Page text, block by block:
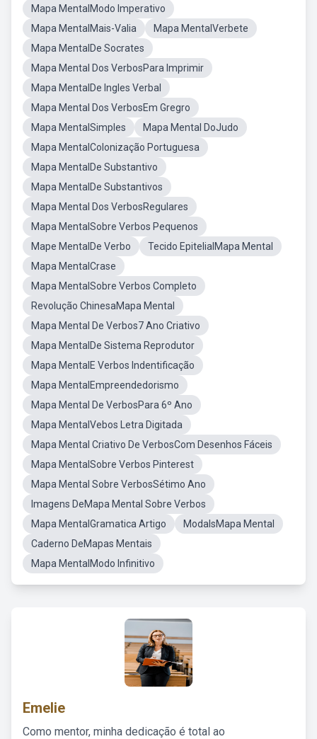
Mapa MentalModo Imperativo
Mapa MentalMais-Valia
Mapa MentalVerbete
Mapa MentalDe Socrates
Mapa Mental Dos VerbosPara Imprimir
Mapa MentalDe Ingles Verbal
Mapa Mental Dos VerbosEm Gregro
Mapa MentalSimples
Mapa Mental DoJudo
Mapa MentalColonização Portuguesa
Mapa MentalDe Substantivo
Mapa MentalDe Substantivos
Mapa Mental Dos VerbosRegulares
Mapa MentalSobre Verbos Pequenos
Mape MentalDe Verbo
Tecido EpitelialMapa Mental
Mapa MentalCrase
Mapa MentalSobre Verbos Completo
Revolução ChinesaMapa Mental
Mapa Mental De Verbos7 Ano Criativo
Mapa MentalDe Sistema Reprodutor
Mapa MentalE Verbos Indentificação
Mapa MentalEmpreendedorismo
Mapa Mental De VerbosPara 6º Ano
Mapa MentalVebos Letra Digitada
Mapa Mental Criativo De VerbosCom Desenhos Fáceis
Mapa MentalSobre Verbos Pinterest
Mapa Mental Sobre VerbosSétimo Ano
Imagens DeMapa Mental Sobre Verbos
Mapa MentalGramatica Artigo
ModalsMapa Mental
Caderno DeMapas Mentais
Mapa MentalModo Infinitivo
Emelie
Como mentor, minha dedicação é total ao